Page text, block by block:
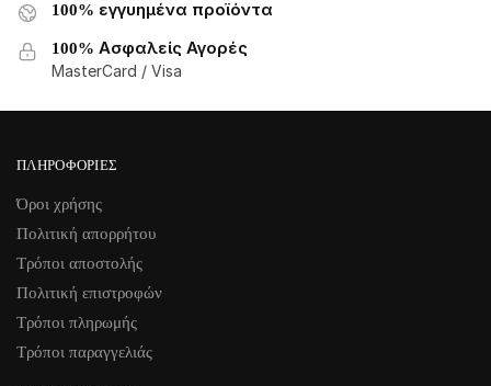
100% εγγυημένα προϊόντα
100% Ασφαλείς Αγορές
MasterCard / Visa
ΠΛΗΡΟΦΟΡΊΕΣ
Όροι χρήσης
Πολιτική απορρήτου
Τρόποι αποστολής
Πολιτική επιστροφών
Τρόποι πληρωμής
Τρόποι παραγγελιάς